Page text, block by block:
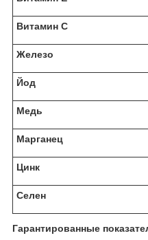
Витамин С
Железо
Йод
Медь
Марганец
Цинк
Селен
Гарантированные